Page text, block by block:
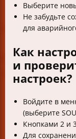
Выберите
Не забудьте
для
Как
и
настроек?
Войдите в
(выберите
Кнопками 2 и
Для